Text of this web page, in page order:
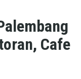
Cafe